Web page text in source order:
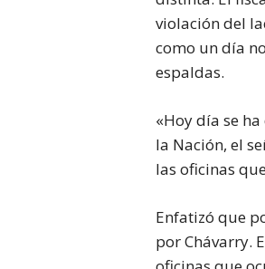
violación del
como un día
espaldas.
«Hoy día se
la Nación, el
las oficinas
Enfatizó que
por Chávarry.